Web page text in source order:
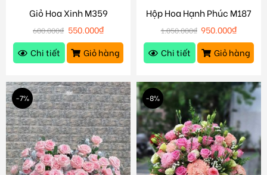
Giỏ Hoa Xinh M359
600.000₫ 550.000₫
Chi tiết
Giỏ hàng
Hộp Hoa Hạnh Phúc M187
1.050.000₫ 950.000₫
Chi tiết
Giỏ hàng
-7% -8%